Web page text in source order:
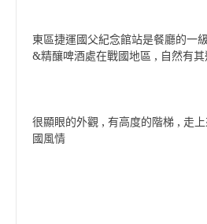
東區捷運國父紀念館站是餐廳的一
&精釀啤酒處在戰國地區 , 自然有其
很顯眼的外觀 , 有高度的階梯 , 走
國風情